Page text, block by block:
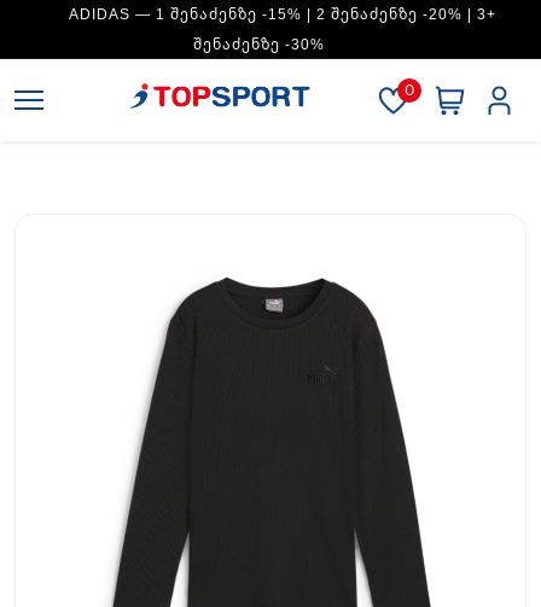
ADIDAS — 1 ᲨᲔᲜᲐᲫᲔᲜᲖᲔ -15% | 2 ᲨᲔᲜᲐᲫᲔᲜᲖᲔ -20% | 3+
ᲨᲔᲜᲐᲫᲔᲜᲖᲔ -30%
0